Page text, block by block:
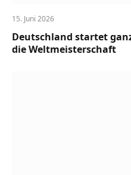
15. Juni 2026
Deutschland startet
die Weltmeisterschaft